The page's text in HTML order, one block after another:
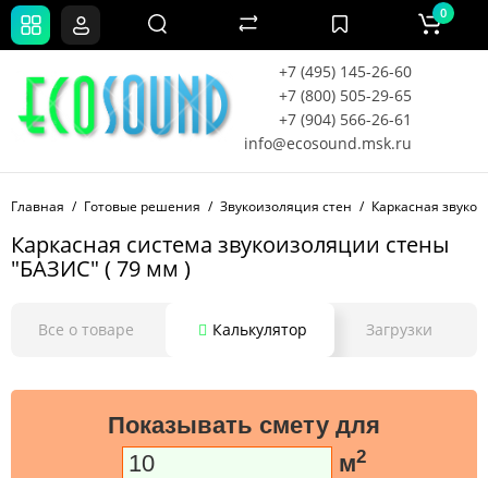
+7 (495) 145-26-60
+7 (800) 505-29-65
+7 (904) 566-26-61
info@ecosound.msk.ru
0
Главная Готовые решения Звукоизоляция стен Каркасная
Каркасная система звукоизоляции стены
"БАЗИС" ( 79 мм )
Все о товаре Калькулятор Загрузки
Показывать смету для
м2